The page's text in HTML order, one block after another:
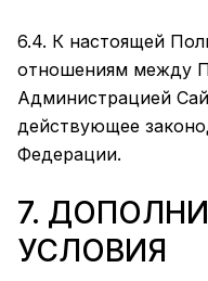
6.4. К настоящей
отношениям между
Администрацией
действующее
Федерации.
7.
УСЛОВИЯ